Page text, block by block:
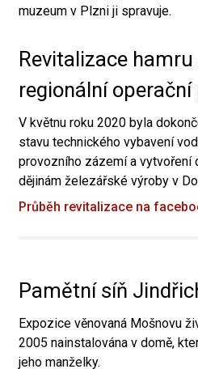
muzeum v Plzni ji spravuje.
Revitalizace
regionální operační
V květnu roku 2020 byla
stavu technického vybavení
provozního zázemí a vytvoření
dějinám železářské výroby v
Průběh revitalizace na
Pamětní síň
Expozice věnovaná Mošnovu
2005 nainstalována v domě,
jeho manželky.